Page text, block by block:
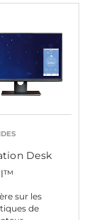
Desk
sur les
de